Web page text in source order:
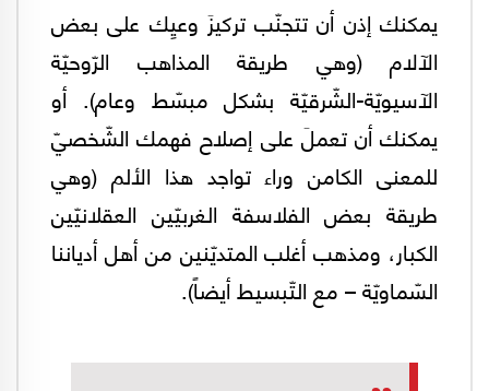
يمكنك إذن أن تتجنّب تركيزَ وعيِك على بعض
الآلام (وهي طريقة المذاهب الرّوحيّة
الآسيويّة-الشّرقيّة بشكل مبسّط وعام). أو
يمكنك أن تعملَ على إصلاح فهمك الشّخصيّ
للمعنى الكامن وراء تواجد هذا الألم (وهي
طريقة بعض الفلاسفة الغربيّين العقلانيّين
الكبار، ومذهب أغلب المتديّنين من أهل أدياننا
السّماويّة – مع التّبسيط أيضاً).